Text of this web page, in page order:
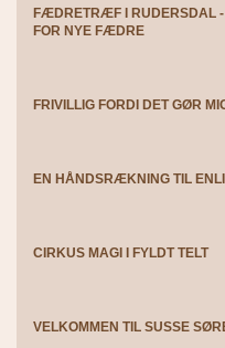
FÆDRETRÆF I RUDERSDAL
FOR NYE FÆDRE
FRIVILLIG FORDI DET GØR
EN HÅNDSRÆKNING TIL
CIRKUS MAGI I FYLDT TELT
VELKOMMEN TIL SUSSE